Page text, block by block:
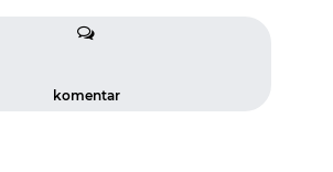
komentar